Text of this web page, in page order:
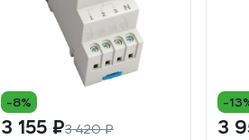
-8%
3 155 ₽3 420 ₽
-
3